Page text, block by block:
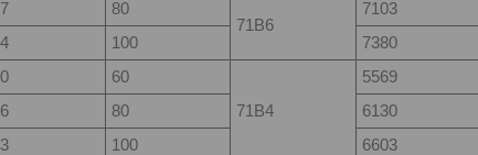
80
71В6
7103
100 7380
60
71B4
5569
80
6130
100
6603